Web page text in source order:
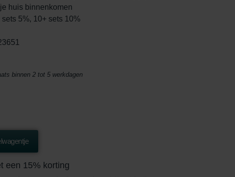
huis binnenkomen
5%, 10+ sets 10%
binnen 2 tot 5 werkdagen
een 15% korting